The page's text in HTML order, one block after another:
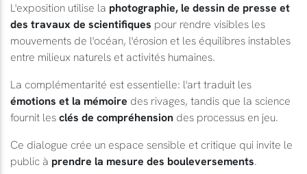
L'exposition utilise la photographie, le dessin de presse et
des travaux de scientifiques pour rendre visibles les
mouvements de l'océan, l'érosion et les équilibres instables
entre milieux naturels et activités humaines.
La complémentarité est essentielle: l'art traduit les
émotions et la mémoire des rivages, tandis que la science
fournit les clés de compréhension des processus en jeu.
Ce dialogue crée un espace sensible et critique qui invite le
public à prendre la mesure des bouleversements.